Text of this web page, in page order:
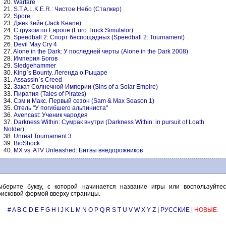
20. Warfare
21. S.T.A.L.K.E.R.: Чистое Небо (Сталкер)
22. Spore
23. Джек Кейн (Jack Keane)
24. С грузом по Европе (Euro Truck Simulator)
25. Speedball 2: Спорт беспощадных (Speedball 2: Tournament)
26. Devil May Cry 4
27.Alone in the Dark: У последней черты (Alone in the Dark 2008)
28. Империя Богов
29. Sledgehammer
30. King`s Bounty. Легенда о Рыцаре
31. Assassin`s Creed
32. Закат Солнечной Империи (Sins of a Solar Empire)
33. Пиратия (Tales of Pirates)
34. Сэм и Макс. Первый сезон (Sam & Max Season 1)
35. Отель "У погибшего альпиниста"
36. Avencast: Ученик чародея
37. Darkness Within: Сумрак внутри (Darkness Within: in pursuit of Loath
Nolder)
38. Unreal Tournament 3
39. BioShock
40. MX vs. ATV Unleashed: Битвы внедорожников
букву, с которой начинается название игры или
формой вверху страницы.
#A B C D E F G H J K L M N O P Q R S T U V W X Y Z РУССКИЕ НОВЫЕ